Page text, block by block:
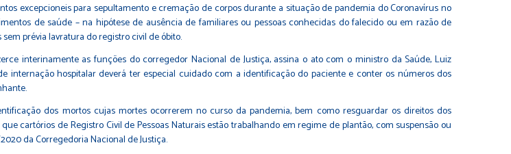
excepcioneis para sepultamento e cremação de corpos durante a situação de pandemia do Coronavírus no
de saúde – na hipótese de ausência de familiares ou pessoas conhecidas do falecido ou em razão de
prévia lavratura do registro civil de óbito.
interinamente as funções do corregedor Nacional de Justiça, assina o ato com o ministro da Saúde, Luiz
hospitalar deverá ter especial cuidado com a identificação do paciente e conter os números dos
dos mortos cujas mortes ocorrerem no curso da pandemia, bem como resguardar os direitos dos
cartórios de Registro Civil de Pessoas Naturais estão trabalhando em regime de plantão, com suspensão ou
da Corregedoria Nacional de Justiça.